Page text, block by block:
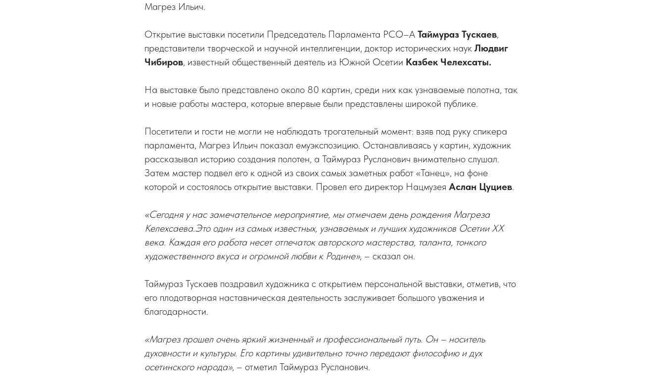
Магрез Ильич.
Открытие выставки посетили Председатель Парламента РСО–А Таймураз Тускаев,
представители творческой и научной интеллигенции, доктор исторических наук Людвиг
Чибиров, известный общественный деятель из Южной Осетии Казбек Челехсаты.
На выставке было представлено около 80 картин, среди них как узнаваемые полотна, так
и новые работы мастера, которые впервые были представлены широкой публике.
Посетители и гости не могли не наблюдать трогательный момент: взяв под руку спикера
парламента, Магрез Ильич показал емуэкспозицию. Останавливаясь у картин, художник
рассказывал историю создания полотен, а Таймураз Русланович внимательно слушал.
Затем мастер подвел его к одной из своих самых заметных работ «Танец», на фоне
которой и состоялось открытие выставки. Провел его директор Нацмузея Аслан Цуциев.
«Сегодня у нас замечательное мероприятие, мы отмечаем день рождения Магреза
Келехсаева.Это один из самых известных, узнаваемых и лучших художников Осетии ХХ
века. Каждая его работа несет отпечаток авторского мастерства, таланта, тонкого
художественного вкуса и огромной любви к Родине», – сказал он.
Таймураз Тускаев поздравил художника с открытием персональной выставки, отметив, что
его плодотворная наставническая деятельность заслуживает большого уважения и
благодарности.
«Магрез прошел очень яркий жизненный и профессиональный путь. Он – носитель
духовности и культуры. Его картины удивительно точно передают философию и дух
осетинского народа», – отметил Таймураз Русланович.